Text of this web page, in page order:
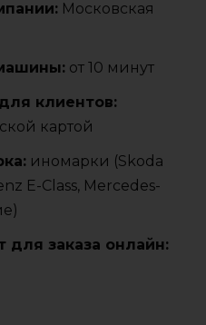
Московская
от 10 минут
клиентов:
картой
иномарки (Skoda
E-Class, Mercedes-
заказа онлайн: